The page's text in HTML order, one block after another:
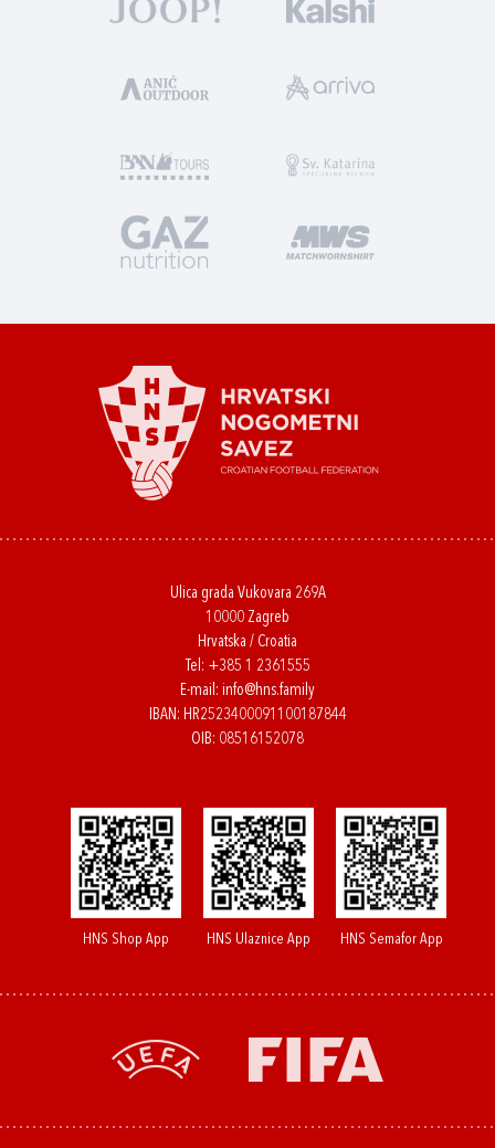
Ulica grada Vukovara 269A
10000 Zagreb
Hrvatska / Croatia
Tel: +385 1 2361555
E-mail: info@hns.family
IBAN: HR2523400091100187844
OIB: 08516152078
HNS Shop App HNS Ulaznice App HNS Semafor App